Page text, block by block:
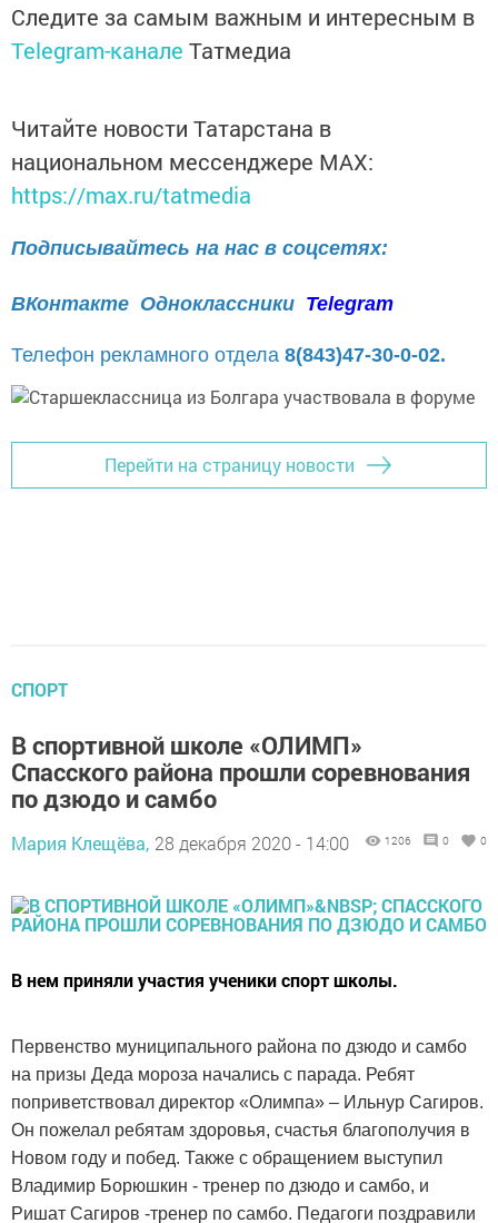
Следите за самым важным и интересным в
Telegram-канале Татмедиа
Читайте новости Татарстана в
национальном мессенджере MАХ:
https://max.ru/tatmedia
Подписывайтесь на нас в соцсетях:
ВКонтакте Одноклассники Telegram
Телефон рекламного отдела 8(843)47-30-0-02.
Перейти на страницу новости
СПОРТ
В спортивной школе «ОЛИМП»
Спасского района прошли соревнования
по дзюдо и самбо
Мария Клещёва, 28 декабря 2020 - 14:00 1206 0 0
В нем приняли участия ученики спорт школы.
Первенство муниципального района по дзюдо и самбо
на призы Деда мороза начались с парада. Ребят
поприветствовал директор «Олимпа» – Ильнур Сагиров.
Он пожелал ребятам здоровья, счастья благополучия в
Новом году и побед. Также с обращением выступил
Владимир Борюшкин - тренер по дзюдо и самбо, и
Ришат Сагиров -тренер по самбо. Педагоги поздравили